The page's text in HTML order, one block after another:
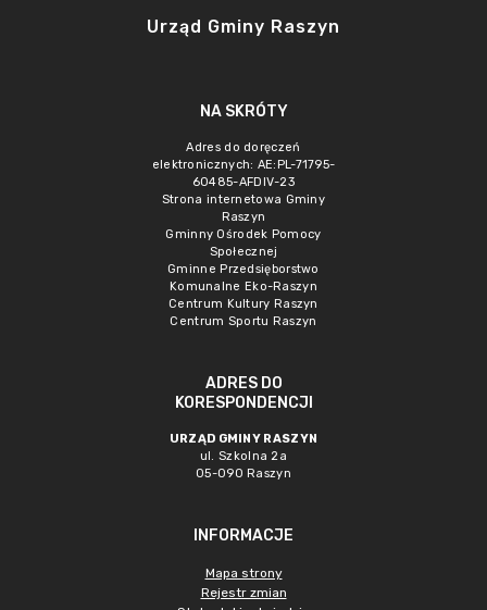
Urząd Gminy Raszyn
NA SKRÓTY
Adres do doręczeń
elektronicznych: AE:PL-71795-
60485-AFDIV-23
Strona internetowa Gminy
Raszyn
Gminny Ośrodek Pomocy
Społecznej
Gminne Przedsięborstwo
Komunalne Eko-Raszyn
Centrum Kultury Raszyn
Centrum Sportu Raszyn
ADRES DO
KORESPONDENCJI
URZĄD GMINY RASZYN
ul. Szkolna 2a
05-090 Raszyn
INFORMACJE
Mapa strony
Rejestr zmian